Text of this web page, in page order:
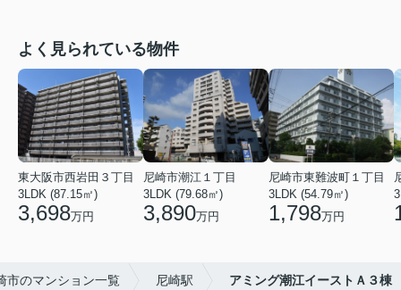
よく見られている物件
東大阪市西岩田３丁目
3LDK (87.15㎡)
3,698万円
尼崎市潮江１丁目
3LDK (79.68㎡)
3,890万円
尼崎市東難波町１丁目
3LDK (54.79㎡)
1,798万円
市のマンション一覧 尼崎駅 アミング潮江イーストＡ３棟